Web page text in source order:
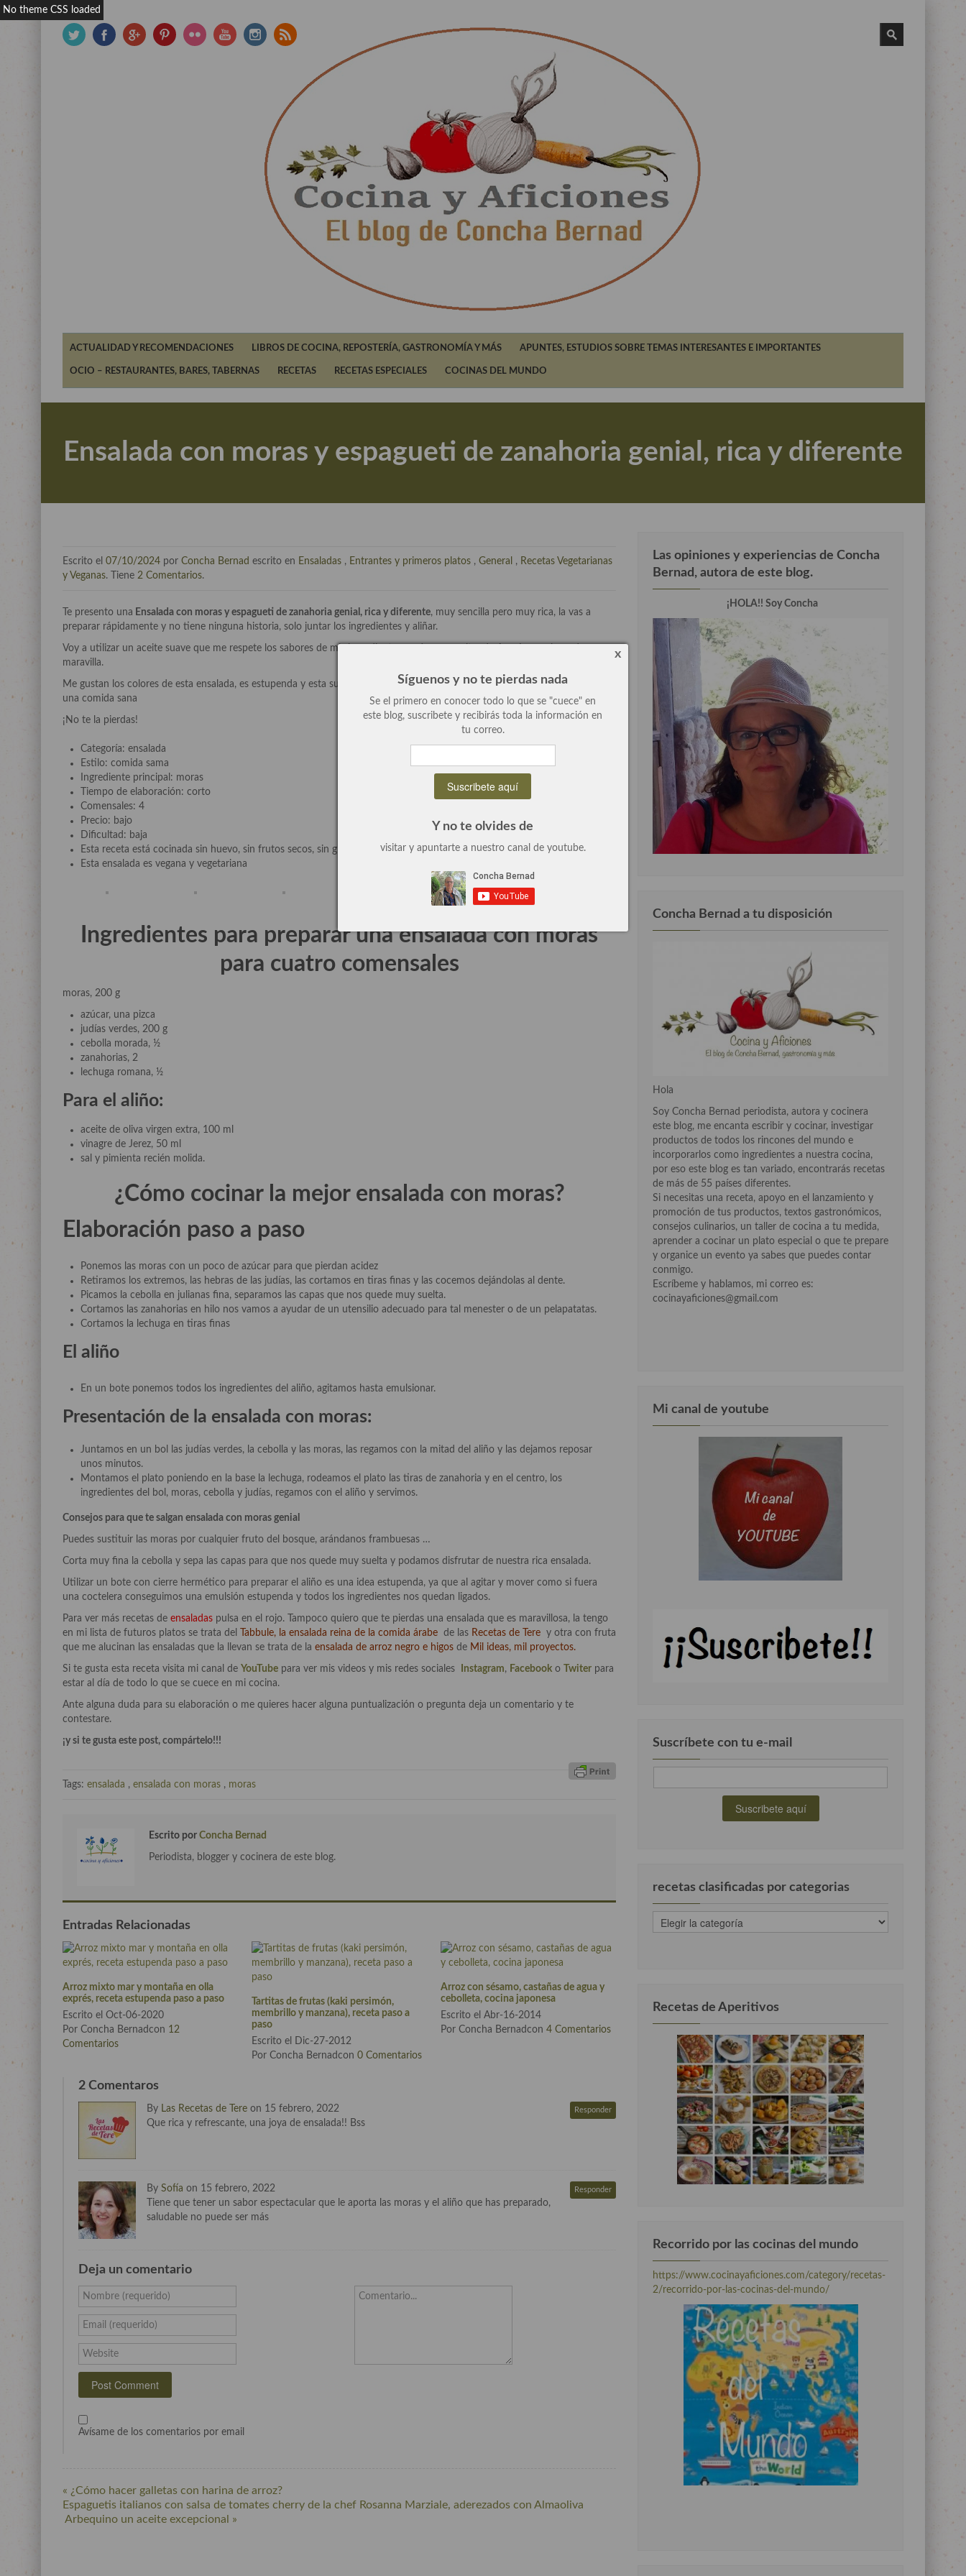
ACTUALIDAD Y RECOMENDACIONES LIBROS DE COCINA, REPOSTERÍA, GASTRONOMÍA Y MÁS APUNTES, ESTUDIOS SOBRE TEMAS INTERESANTES E IMPORTANTES
OCIO – RESTAURANTES, BARES, TABERNAS RECETAS RECETAS ESPECIALES COCINAS DEL MUNDO
Ensalada con moras y espagueti de zanahoria genial, rica y diferente
Escrito el 07/10/2024 por Concha Bernad escrito en Ensaladas , Entrantes y primeros platos , General , Recetas Vegetarianas
y Veganas. Tiene 2 Comentarios.
Te presento una Ensalada con moras y espagueti de zanahoria genial, rica y diferente, muy sencilla pero muy rica, la vas a
preparar rápidamente y no tiene ninguna historia, solo juntar los ingredientes y aliñar.
Voy a utilizar un aceite suave que me respete los sabores de mis ingredientes, será un empeltre de Aragón que le va de
maravilla.
Me gustan los colores de esta ensalada, es estupenda y esta super rica, será un primer plato genial, un entrante perfecto para
una comida sana
¡No te la pierdas!
Categoría: ensalada
Estilo: comida sama
Ingrediente principal: moras
Tiempo de elaboración: corto
Comensales: 4
Precio: bajo
Dificultad: baja
Esta receta está cocinada sin huevo, sin frutos secos, sin gluten, sin lactosa
Esta ensalada es vegana y vegetariana
Ingredientes para preparar una ensalada con moras
para cuatro comensales
moras, 200 g
azúcar, una pizca
judías verdes, 200 g
cebolla morada, ½
zanahorias, 2
lechuga romana, ½
Para el aliño:
aceite de oliva virgen extra, 100 ml
vinagre de Jerez, 50 ml
sal y pimienta recién molida.
¿Cómo cocinar la mejor ensalada con moras?
Elaboración paso a paso
Ponemos las moras con un poco de azúcar para que pierdan acidez
Retiramos los extremos, las hebras de las judías, las cortamos en tiras finas y las cocemos dejándolas al dente.
Picamos la cebolla en julianas fina, separamos las capas que nos quede muy suelta.
Cortamos las zanahorias en hilo nos vamos a ayudar de un utensilio adecuado para tal menester o de un pelapatatas.
Cortamos la lechuga en tiras finas
El aliño
En un bote ponemos todos los ingredientes del aliño, agitamos hasta emulsionar.
Presentación de la ensalada con moras:
Juntamos en un bol las judías verdes, la cebolla y las moras, las regamos con la mitad del aliño y las dejamos reposar
unos minutos.
Montamos el plato poniendo en la base la lechuga, rodeamos el plato las tiras de zanahoria y en el centro, los
ingredientes del bol, moras, cebolla y judías, regamos con el aliño y servimos.
Consejos para que te salgan ensalada con moras genial
Puedes sustituir las moras por cualquier fruto del bosque, arándanos frambuesas …
Corta muy fina la cebolla y sepa las capas para que nos quede muy suelta y podamos disfrutar de nuestra rica ensalada.
Utilizar un bote con cierre hermético para preparar el aliño es una idea estupenda, ya que al agitar y mover como si fuera
una coctelera conseguimos una emulsión estupenda y todos los ingredientes nos quedan ligados.
Para ver más recetas de ensaladas pulsa en el rojo. Tampoco quiero que te pierdas una ensalada que es maravillosa, la tengo
en mi lista de futuros platos se trata del
Tabbule, la ensalada reina de la comida árabe de las Recetas de Tere y otra con fruta
que me alucinan las ensaladas que la llevan se trata de la ensalada de arroz negro e higos de Mil ideas, mil proyectos.
Si te gusta esta receta visita mi canal de YouTube para ver mis videos y mis redes sociales Instagram, Facebook o Twiter para
estar al día de todo lo que se cuece en mi cocina.
Ante alguna duda para su elaboración o me quieres hacer alguna puntualización o pregunta deja un comentario y te
contestare.
¡y si te gusta este post, compártelo!!!
Tags: ensalada , ensalada con moras , moras
Escrito por Concha Bernad
Periodista, blogger y cocinera de este blog.
Entradas Relacionadas
Arroz mixto mar y montaña en olla
exprés, receta estupenda paso a paso
Escrito el Oct-06-2020
Por Concha Bernadcon 12
Comentarios
Tartitas de frutas (kaki persimón,
membrillo y manzana), receta paso a
paso
Escrito el Dic-27-2012
Por Concha Bernadcon0 Comentarios
Arroz con sésamo, castañas de agua y
cebolleta, cocina japonesa
Escrito el Abr-16-2014
Por Concha Bernadcon4 Comentarios
2 Comentaros
By Las Recetas de Tere on 15 febrero, 2022 Responder
Que rica y refrescante, una joya de ensalada!! Bss
By Sofía on 15 febrero, 2022 Responder
Tiene que tener un sabor espectacular que le aporta las moras y el aliño que has preparado,
saludable no puede ser más
Deja un comentario
Nombre (requerido)
Email (requerido)
Website
Comentario...
Avísame de los comentarios por email
« ¿Cómo hacer galletas con harina de arroz?
Espaguetis italianos con salsa de tomates cherry de la chef Rosanna Marziale, aderezados con Almaoliva
Arbequino un aceite excepcional »
Las opiniones y experiencias de Concha
Bernad, autora de este blog.
¡HOLA!! Soy Concha
Concha Bernad a tu disposición
Hola
Soy Concha Bernad periodista, autora y cocinera
este blog, me encanta escribir y cocinar, investigar
productos de todos los rincones del mundo e
incorporarlos como ingredientes a nuestra cocina,
por eso este blog es tan variado, encontrarás recetas
de más de 55 países diferentes.
Si necesitas una receta, apoyo en el lanzamiento y
promoción de tus productos, textos gastronómicos,
consejos culinarios, un taller de cocina a tu medida,
aprender a cocinar un plato especial o que te prepare
y organice un evento ya sabes que puedes contar
conmigo.
Escríbeme y hablamos, mi correo es:
cocinayaficiones@gmail.com
Mi canal de youtube
Suscríbete con tu e-mail
recetas clasificadas por categorias
recetas
clasificadas
Recetas de Aperitivos
Recorrido por las cocinas del mundo
https://www.cocinayaficiones.com/category/recetas-
2/recorrido-por-las-cocinas-del-mundo/
x
Síguenos y no te pierdas nada
Se el primero en conocer todo lo que se "cuece" en
este blog, suscribete y recibirás toda la información en
tu correo.
Y no te olvides de
visitar y apuntarte a nuestro canal de youtube.
No theme CSS loaded